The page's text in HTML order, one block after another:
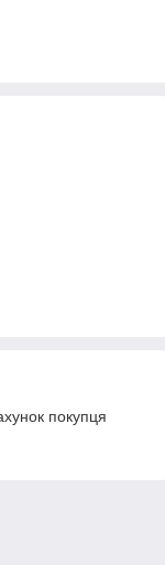
покупця